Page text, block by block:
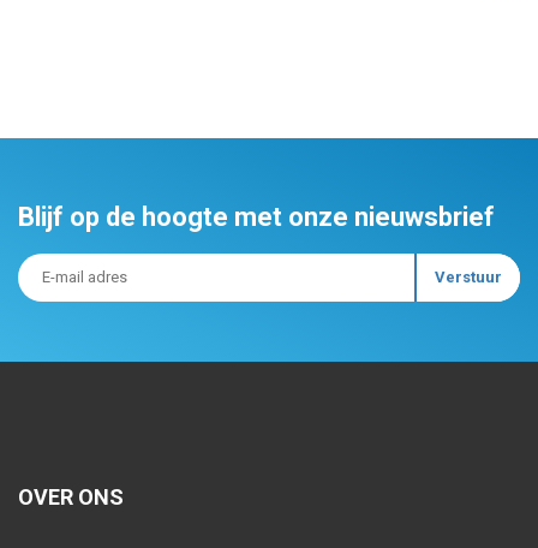
Blijf op de hoogte met onze nieuwsbrief
OVER ONS